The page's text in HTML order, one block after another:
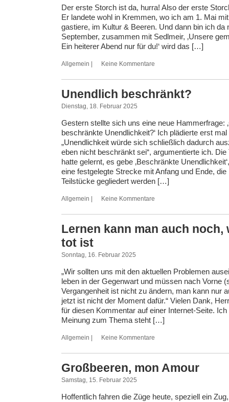
Der erste Storch ist da, hurra! Also der erste
Er landete wohl in Kremmen, wo ich am 1. Mai
gastiere, im Kultur & Beeren. Und dann bin ich da
September, zusammen mit Sedlmeir, ‚Unsere
Ein heiterer Abend nur für du!‘ wird das […]
Allgemein Keine Kommentare
Unendlich beschränkt?
Dienstag, 18. Februar 2025
Gestern stellte sich uns eine neue Hammerfrage:
beschränkte Unendlichkeit?‘ Ich plädierte erst mal
„Unendlichkeit würde sich schließlich dadurch
eben nicht beschränkt sei“, argumentierte ich. Die
hatte gelernt, es gebe ‚Beschränkte
eine festgelegte Strecke mit Anfang und Ende, die
Teilstücke gegliedert werden […]
Allgemein Keine Kommentare
Lernen kann man auch noch,
tot ist
Sonntag, 16. Februar 2025
„Wir sollten uns mit den aktuellen Problemen
leben in der Gegenwart und müssen nach Vorne
Vergangenheit ist nicht zu ändern, man kann nur
jetzt ist nicht der Moment dafür.“ Vielen Dank,
für diesen Kommentar auf einer Internet-Seite. Ich
Meinung zum Thema steht […]
Allgemein Keine Kommentare
Großbeeren, mon Amour
Samstag, 15. Februar 2025
Hoffentlich fahren die Züge heute, speziell ein